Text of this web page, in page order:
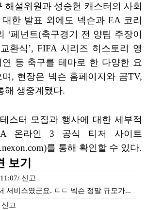
해설위원과 성승헌 캐스터의 사회
한 발표 외에도 넥슨과 EA 코리
‘페넌트(축구경기 전 양팀 주장이
환식’, FIFA 시리즈 히스토리 영
등 축구를 테마로 한 다양한 요
, 현장은 넥슨 홈페이지와 곰TV,
해 생중계됐다.
스터 모집과 행사에 대한 세부적
온라인 3 공식 티저 사이트
를 통해 확인할 수 있다.
보기
신고
서비스였군요. ㄷㄷ 넥슨 정말 규모가...
신고